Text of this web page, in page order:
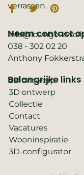
verrassen.
Belangrijke links
2D ontwerp
3D ontwerp
Collectie
Contact
Vacatures
Wooninspiratie
3D-configurator
Neem contact
info@lounge-
038 - 302 02 20
Anthony